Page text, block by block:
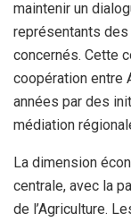
maintenir un
représentants
concernés. Cette
coopération entre
années par des
médiation
La dimension
centrale, avec la
de l’Agriculture.